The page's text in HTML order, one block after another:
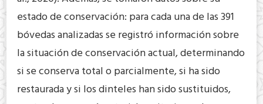
estado de conservación: para cada una de las 391
bóvedas analizadas se registró información sobre
la situación de conservación actual, determinando
si se conserva total o parcialmente, si ha sido
restaurada y si los dinteles han sido sustituidos,